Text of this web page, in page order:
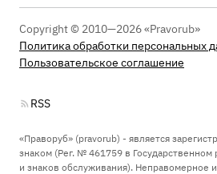
Copyright © 2010—2026 «Pravorub»
Политика обработки персональных
Пользовательское соглашение
RSS
«Праворуб» (pravorub) - является
знаком (Рег. № 461759 в Государственном
и знаков обслуживания). Неправомерное